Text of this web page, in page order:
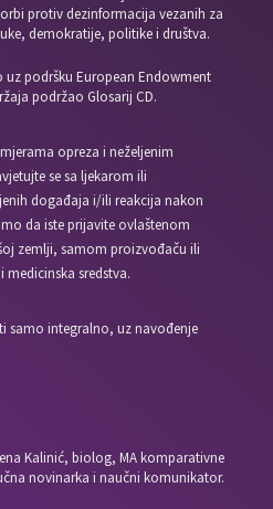
protiv dezinformacija vezanih za
demokratije, politike i društva.
podršku European Endowment
podržao Glosarij CD.
opreza i neželjenim
se sa ljekarom ili
događaja i/ili reakcija nakon
da iste prijavite ovlaštenom
zemlji, samom proizvođaču ili
sredstva.
samo integralno, uz navođenje
Kalinić, biolog, MA komparativne
novinarka i naučni komunikator.